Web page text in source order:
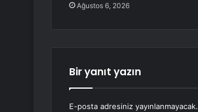
Ağustos 6, 2026
Bir yanıt yazın
E-posta adresiniz yayınlanmayacak.